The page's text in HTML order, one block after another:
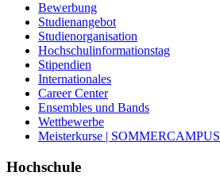
Bewerbung
Studienangebot
Studienorganisation
Hochschulinformationstag
Stipendien
Internationales
Career Center
Ensembles und Bands
Wettbewerbe
Meisterkurse | SOMMERCAMPUS
Hochschule